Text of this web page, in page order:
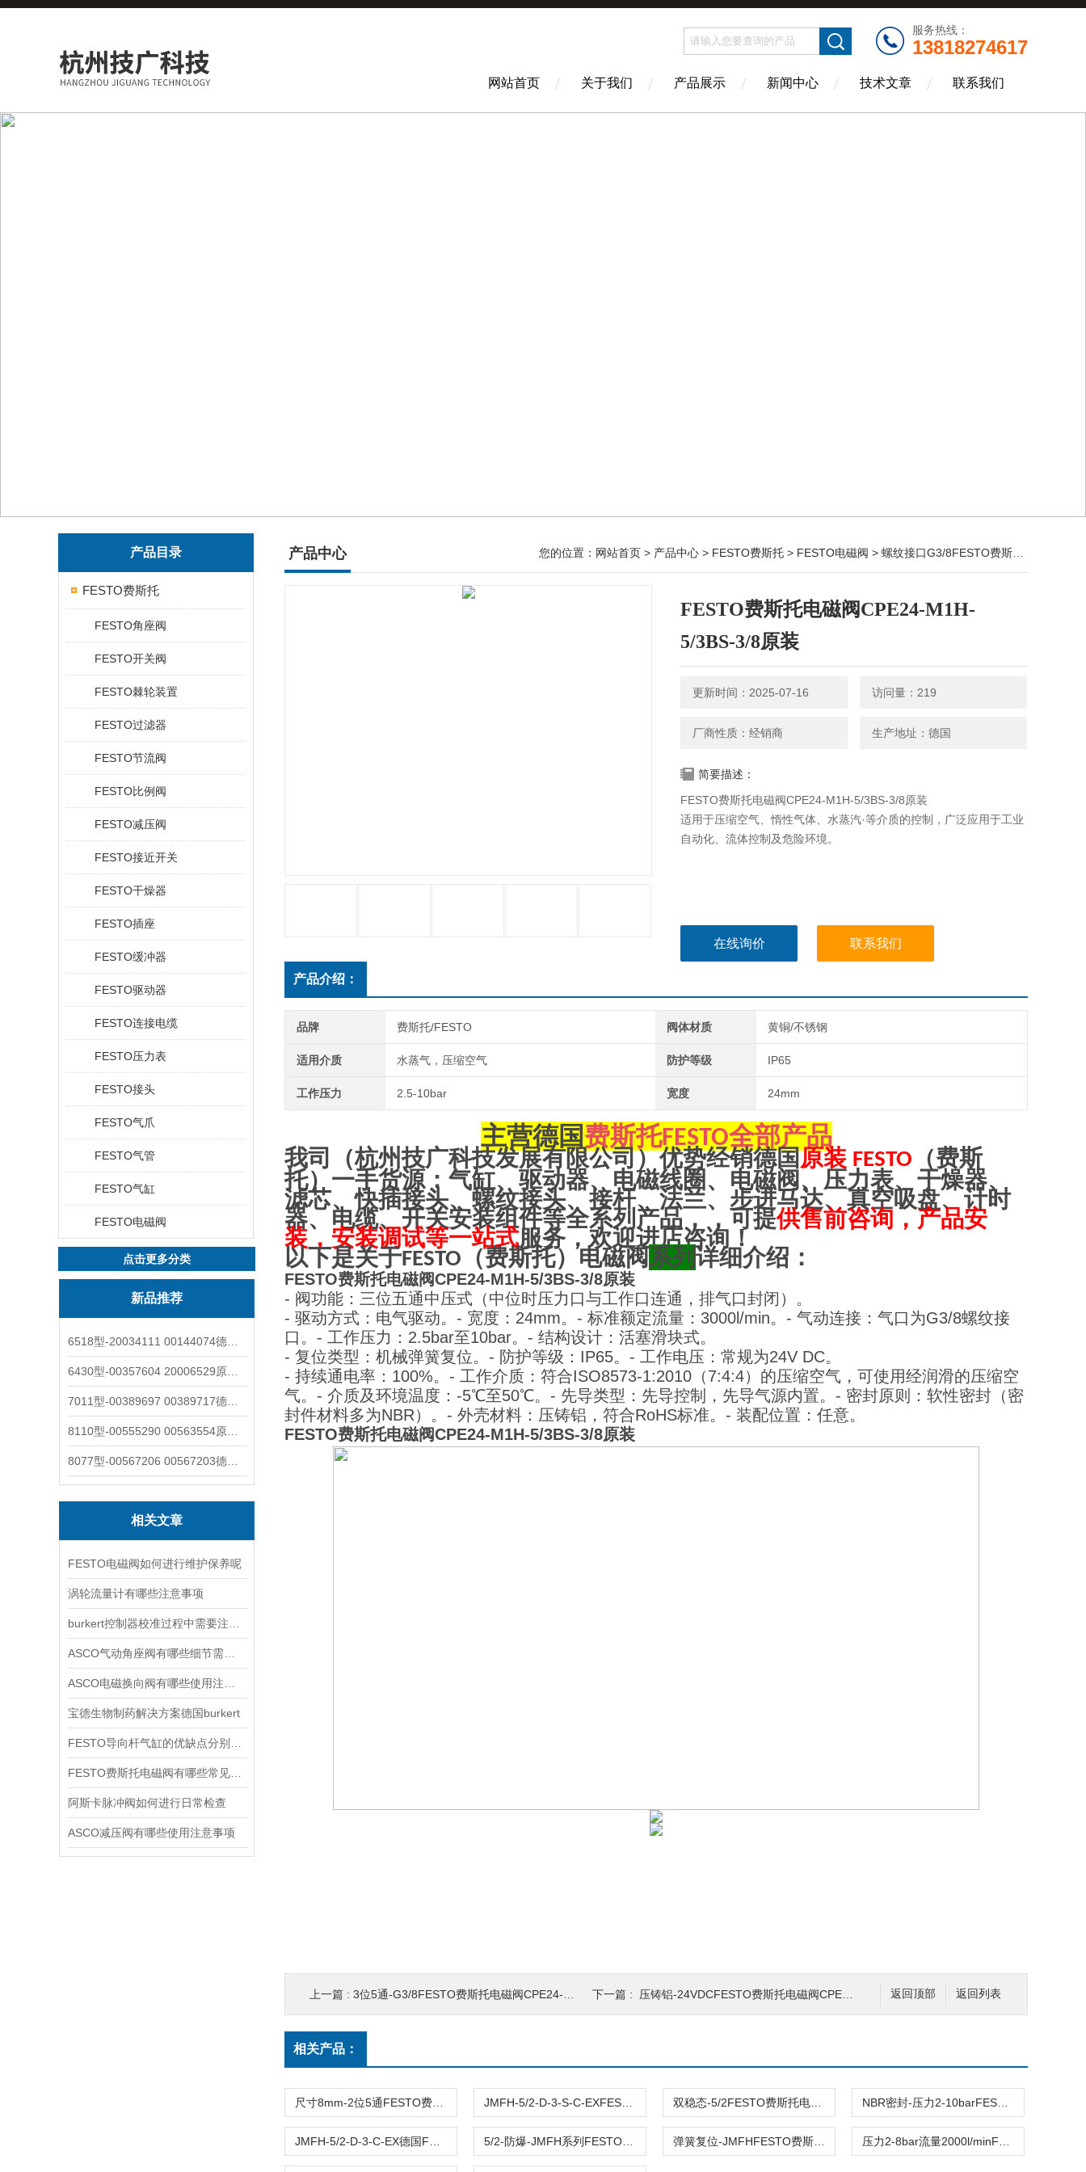
服务热线：
13818274617
网站首页 关于我们 产品展示 新闻中心 技术文章 联系我们
产品目录
FESTO费斯托
FESTO角座阀
FESTO开关阀
FESTO棘轮装置
FESTO过滤器
FESTO节流阀
FESTO比例阀
FESTO减压阀
FESTO接近开关
FESTO干燥器
FESTO插座
FESTO缓冲器
FESTO驱动器
FESTO连接电缆
FESTO压力表
FESTO接头
FESTO气爪
FESTO气管
FESTO气缸
FESTO电磁阀
点击更多分类
新品推荐
相关文章
FESTO电磁阀如何进行维护保养呢
涡轮流量计有哪些注意事项
宝德生物制药解决方案德国burkert
阿斯卡脉冲阀如何进行日常检查
ASCO减压阀有哪些使用注意事项
产品中心 您的位置： 网站首页 > 产品中心 > FESTO费斯托 > FESTO电磁阀 > 螺纹接口G3/8FESTO费斯托电磁阀CPE24-M1H-5/3BS-3/8原装
FESTO费斯托电磁阀CPE24-M1H-
5/3BS-3/8原装
更新时间：2025-07-16 访问量：219
厂商性质：经销商 生产地址：德国
简要描述：
FESTO费斯托电磁阀CPE24-M1H-5/3BS-3/8原装
适用于压缩空气、惰性气体、水蒸汽·等介质的控制，广泛应用于工业
自动化、流体控制及危险环境。
在线询价 联系我们
产品介绍：
品牌 费斯托/FESTO 阀体材质 黄铜/不锈钢
适用介质 水蒸气，压缩空气 防护等级 IP65
工作压力 2.5-10bar 宽度 24mm
主营德国费斯托FESTO全部产品
我司（杭州技广科技发展有限公司）优势经销德国原装 FESTO （费斯
托）一手货源：气缸、驱动器、电磁线圈、电磁阀、压力表、干燥器、
滤芯、快插接头、螺纹接头、接杆、法兰、步进马达、真空吸盘、计时
器、电缆、开关安装组件等全系列产品，，可提供售前咨询，产品安
装，安装调试等一站式服务，欢迎进店咨询！
以下是关于FESTO （费斯托）电磁阀系列详细介绍：
FESTO费斯托电磁阀CPE24-M1H-5/3BS-3/8原装
- 阀功能：三位五通中压式（中位时压力口与工作口连通，排气口封闭）。
- 驱动方式：电气驱动。 - 宽度：24mm。 - 标准额定流量：3000l/min。 - 气动连接：气口为G3/8螺纹接
口。 - 工作压力：2.5bar至10bar。 - 结构设计：活塞滑块式。
- 复位类型：机械弹簧复位。 - 防护等级：IP65。 - 工作电压：常规为24V DC。
- 持续通电率：100%。 - 工作介质：符合ISO8573-1:2010（7:4:4）的压缩空气，可使用经润滑的压缩空
气。 - 介质及环境温度：-5℃至50℃。 - 先导类型：先导控制，先导气源内置。 - 密封原则：软性密封（密
封件材料多为NBR）。 - 外壳材料：压铸铝，符合RoHS标准。 - 装配位置：任意。
FESTO费斯托电磁阀CPE24-M1H-5/3BS-3/8原装
返回列表
返回顶部
上一篇 : 3位5通-G3/8FESTO费斯托电磁阀CPE24-M1H-5/3B-3/8 24V 下一篇 : 压铸铝-24VDCFESTO费斯托电磁阀CPE24-M1H-5/3G-QS-10
相关产品：